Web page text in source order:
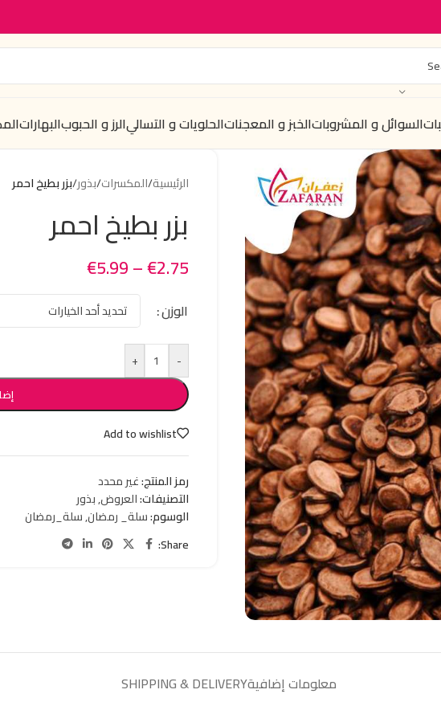
السوائل و المشروباتالخبز و المعجناتالحلويات و التساليالرز و الحبوبالبهارات
الرئيسية/المكسرات/بذور/بزر بطيخ احمر
بزر بطيخ احمر
€2.75
–
€5.99
الوزن
-
+
Add to wishlist
رمز المنتج:غير محدد
التصنيفات:العروض,بذور
الوسوم:سلة_ رمضان,سلة_رمضان
Share:
معلومات إضافيةSHIPPING & DELIVERY